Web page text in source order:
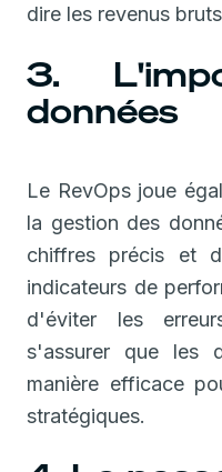
dire les revenus
3.
données
Le RevOps joue
la gestion des
chiffres précis et
indicateurs de
d'éviter les
s'assurer que les
manière efficace
stratégiques.